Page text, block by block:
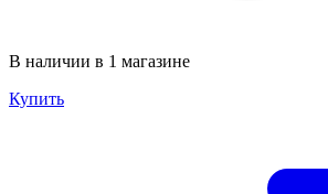
В наличии в 1 магазине
Купить